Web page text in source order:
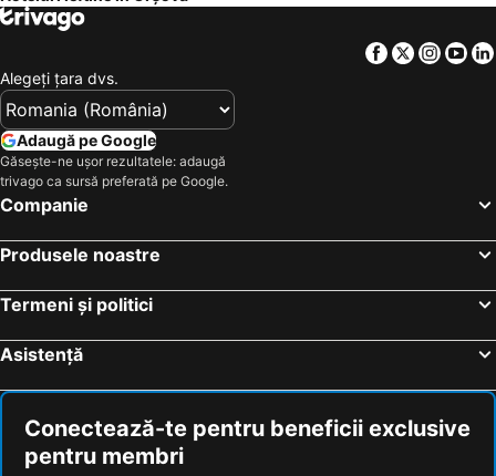
Cazare Casa Sandra
Sun-Reno
Pension Cuibul Viselor
Dacia
Vega resort Restaurant & Lodge
Cabana Plapumioara
Sara's Sons
Vila Select
Continental Portile De Fier
Trandafirul Galben
Floare De Colt
Cerna
Facebook
Twitter
Alegeţi ţara dvs.
Adaugă pe Google
Găsește-ne ușor rezultatele: adaugă
trivago ca sursă preferată pe Google.
Companie
Produsele noastre
Termeni și politici
Asistență
Conectează-te pentru beneficii exclusive
pentru membri